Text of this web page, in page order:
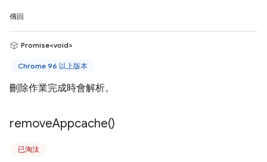
傳回
Promise<void>
Chrome 96 以上版本
刪除作業完成時會解析。
removeAppcache()
已淘汰